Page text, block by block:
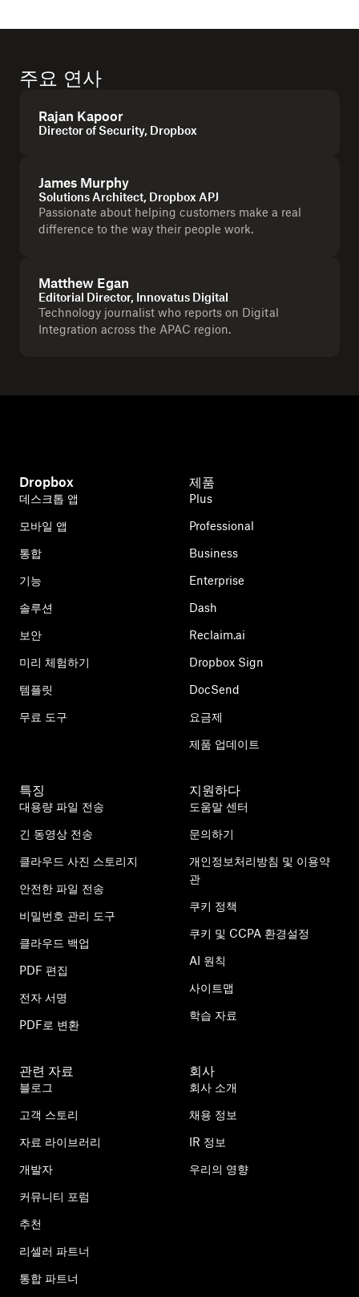
주요 연사
Rajan Kapoor
Director of Security, Dropbox
James Murphy
Solutions Architect, Dropbox APJ
Passionate about helping customers make a real
difference to the way their people work.
Matthew Egan
Editorial Director, Innovatus Digital
Technology journalist who reports on Digital
Integration across the APAC region.
Dropbox
데스크톱 앱
모바일 앱
통합
기능
솔루션
보안
미리 체험하기
템플릿
무료 도구
제품
Plus
Professional
Business
Enterprise
Dash
Reclaim.ai
Dropbox Sign
DocSend
요금제
제품 업데이트
특징
대용량 파일 전송
긴 동영상 전송
클라우드 사진 스토리지
안전한 파일 전송
비밀번호 관리 도구
클라우드 백업
PDF 편집
전자 서명
PDF로 변환
지원하다
도움말 센터
문의하기
개인정보처리방침 및 이용약
관
쿠키 정책
쿠키 및 CCPA 환경설정
AI 원칙
사이트맵
학습 자료
관련 자료
블로그
고객 스토리
자료 라이브러리
개발자
커뮤니티 포럼
추천
리셀러 파트너
통합 파트너
회사
회사 소개
채용 정보
IR 정보
우리의 영향